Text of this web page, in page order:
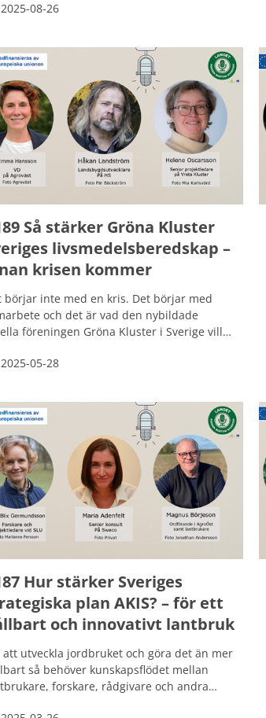
som kommit allt
in, vilket på svenska översätts till
kunskaps- och innovationssystem.
2025-08-26
Så stärker Gröna Kluster
livsmedelsberedskap –
krisen kommer
börjar inte med en kris. Det börjar med
och det är vad den nybildade
föreningen Gröna Kluster i Sverige vill
Vi pratar om vad som är
snabbt i kristid. Gröna Kluster i Sverige
koppla samman och utbilda kommuner,
måltidsverksamheter och
innan krisen kommer.
2025-05-28
Hur stärker Sveriges
plan AKIS? – för ett
och innovativt lantbruk
att utveckla jordbruket och göra det än mer
så behöver kunskapsflödet mellan
forskare, rådgivare och andra